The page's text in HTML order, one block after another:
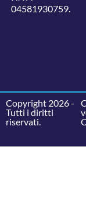
04581930759.
Copyright 2026 -
Tutti i diritti
riservati.